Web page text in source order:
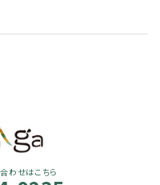
わせはこちら